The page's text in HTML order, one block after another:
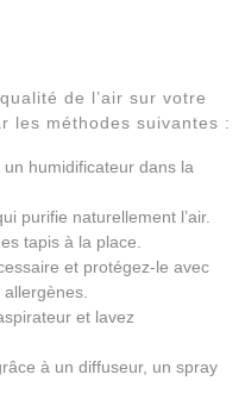
de l’air sur votre
les méthodes suivantes :
un humidificateur dans la
purifie naturellement l’air.
tapis à la place.
et protégez-le avec
et lavez
à un diffuseur, un spray